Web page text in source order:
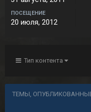
ПОСЕЩЕНИЕ
20 июля, 2012
Тип контента
ТЕМЫ, ОПУБЛИКОВАННЫЕ